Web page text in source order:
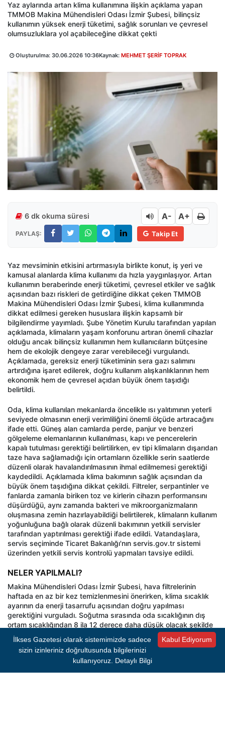
Yaz aylarında artan klima kullanımına ilişkin açıklama yapan
TMMOB Makina Mühendisleri Odası İzmir Şubesi, bilinçsiz
kullanımın yüksek enerji tüketimi, sağlık sorunları ve çevresel
olumsuzluklara yol açabileceğine dikkat çekti
Oluşturulma: 30.06.2026 10:36Kaynak: MEHMET ŞERİF TOPRAK
6 dk okuma süresi A- A+
PAYLAŞ: Takip Et
Yaz mevsiminin etkisini artırmasıyla birlikte konut, iş yeri ve
kamusal alanlarda klima kullanımı da hızla yaygınlaşıyor. Artan
kullanımın beraberinde enerji tüketimi, çevresel etkiler ve sağlık
açısından bazı riskleri de getirdiğine dikkat çeken TMMOB
Makina Mühendisleri Odası İzmir Şubesi, klima kullanımında
dikkat edilmesi gereken hususlara ilişkin kapsamlı bir
bilgilendirme yayımladı. Şube Yönetim Kurulu tarafından yapılan
açıklamada, klimaların yaşam konforunu artıran önemli cihazlar
olduğu ancak bilinçsiz kullanımın hem kullanıcıların bütçesine
hem de ekolojik dengeye zarar verebileceği vurgulandı.
Açıklamada, gereksiz enerji tüketiminin sera gazı salımını
artırdığına işaret edilerek, doğru kullanım alışkanlıklarının hem
ekonomik hem de çevresel açıdan büyük önem taşıdığı
belirtildi.
Oda, klima kullanılan mekanlarda öncelikle ısı yalıtımının yeterli
seviyede olmasının enerji verimliliğini önemli ölçüde artıracağını
ifade etti. Güneş alan camlarda perde, panjur ve benzeri
gölgeleme elemanlarının kullanılması, kapı ve pencerelerin
kapalı tutulması gerektiği belirtilirken, ev tipi klimaların dışarıdan
taze hava sağlamadığı için ortamların özellikle serin saatlerde
düzenli olarak havalandırılmasının ihmal edilmemesi gerektiği
kaydedildi. Açıklamada klima bakımının sağlık açısından da
büyük önem taşıdığına dikkat çekildi. Filtreler, serpantinler ve
fanlarda zamanla biriken toz ve kirlerin cihazın performansını
düşürdüğü, aynı zamanda bakteri ve mikroorganizmaların
oluşmasına zemin hazırlayabildiği belirtilerek, klimaların kullanım
yoğunluğuna bağlı olarak düzenli bakımının yetkili servisler
tarafından yaptırılması gerektiği ifade edildi. Vatandaşlara,
servis seçiminde Ticaret Bakanlığı'nın servis.gov.tr sistemi
üzerinden yetkili servis kontrolü yapmaları tavsiye edildi.
NELER YAPILMALI?
Makina Mühendisleri Odası İzmir Şubesi, hava filtrelerinin
haftada en az bir kez temizlenmesini önerirken, klima sıcaklık
ayarının da enerji tasarrufu açısından doğru yapılması
gerektiğini vurguladı. Soğutma sırasında oda sıcaklığının dış
ortam sıcaklığından 8 ila 12 derece daha düşük olacak şekilde
ayarlanmasının yeterli olduğu belirtilirken, iç ortam sıcaklığının
24 derecenin altına düşürülmemesi gerektiği ifade edildi. Daha
düşük sıcaklık ayarlarının hem enerji tüketimini artırdığı hem de
kullanıcı konforunu olumsuz etkilediği dile getirildi. Açıklamada,
klima kanatlarının doğru yönlendirilmesiyle havanın ortamın
Kabul Ediyorum
İlkses Gazetesi olarak sistemimizde sadece
sizin izinleriniz doğrultusunda bilgilerinizi
kullanıyoruz. Detaylı Bilgi